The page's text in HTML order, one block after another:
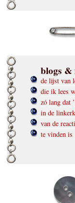
blogs &
de lijst van
die ik lees
zó lang dat
in de
van de
te vinden is